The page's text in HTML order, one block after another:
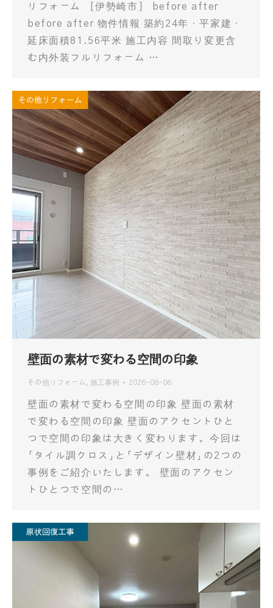
リフォーム ［伊勢崎市］ before after
before after 物件情報 築約24年・平家建・
延床面積81.56平米 施工内容 間取り変更含
む内外装フルリフォーム …
壁面の素材で変わる空間の印象
その他リフォーム 施工事例 2026-06-06
壁面の素材で変わる空間の印象 壁面の素材
で変わる空間の印象 壁面のアクセントひと
つで空間の印象は大きく変わります。今回は
「タイル調クロス」と「デザイン壁材」の2つの
事例をご紹介いたします。 壁面のアクセン
トひとつで空間の…